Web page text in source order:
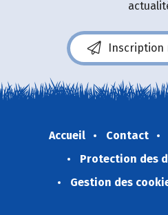
Inscription
Accueil Contact
Protection des
Gestion des